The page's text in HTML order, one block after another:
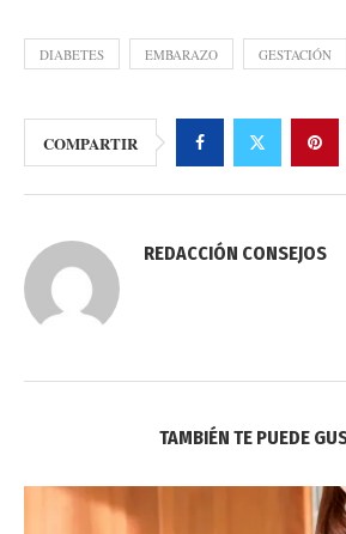
DIABETES EMBARAZO GESTACIÓN
COMPARTIR
REDACCIÓN CONSEJOS
TAMBIÉN TE PUEDE